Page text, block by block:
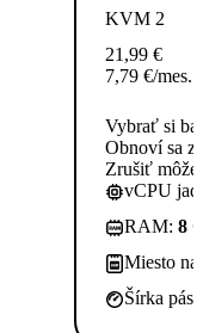
KVM 2
21,99 €
7,79 €/mes.
Vybrať si
Obnoví sa
Zrušiť
vCPU
RAM: 8
Miesto
Šírka